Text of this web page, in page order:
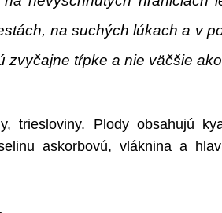
na suchých lúkach a v
zvyčajne tŕpke a nie väčšie
triesloviny. Plody obsahujú
askorbovú, vláknina a